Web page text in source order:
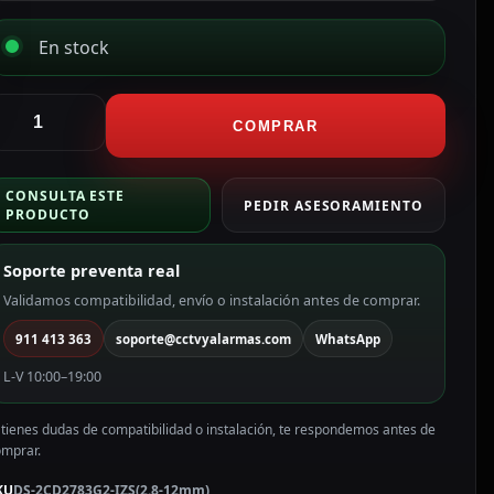
En stock
COMPRAR
CONSULTA ESTE
PRODUCTO
PEDIR ASESORAMIENTO
Soporte preventa real
Validamos compatibilidad, envío o instalación antes de comprar.
911 413 363 soporte@cctvyalarmas.com WhatsApp
L-V 10:00–19:00
dudas de compatibilidad o instalación, te respondemos antes de